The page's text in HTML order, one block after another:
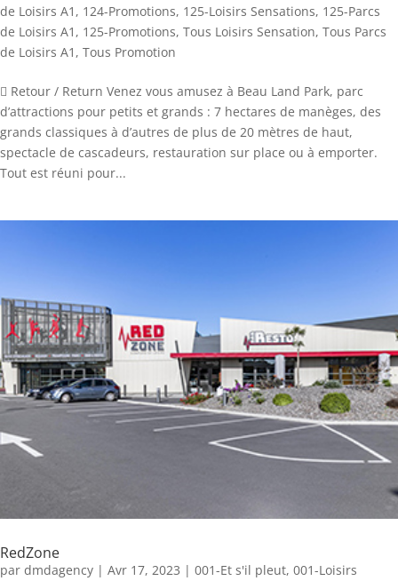
de Loisirs A1 , 124-Promotions, 125-Loisirs Sensations, 125-Parcs
de Loisirs A1 , 125-Promotions, Tous Loisirs Sensation, Tous Parcs
de Loisirs A1 , Tous Promotion
 Retour / Return Venez vous amusez à Beau Land Park, parc
d’attractions pour petits et grands : 7 hectares de manèges, des
grands classiques à d’autres de plus de 20 mètres de haut,
spectacle de cascadeurs, restauration sur place ou à emporter.
Tout est réuni pour...
RedZone
par dmdagency | Avr 17, 2023 | 001-Et s'il pleut, 001-Loisirs